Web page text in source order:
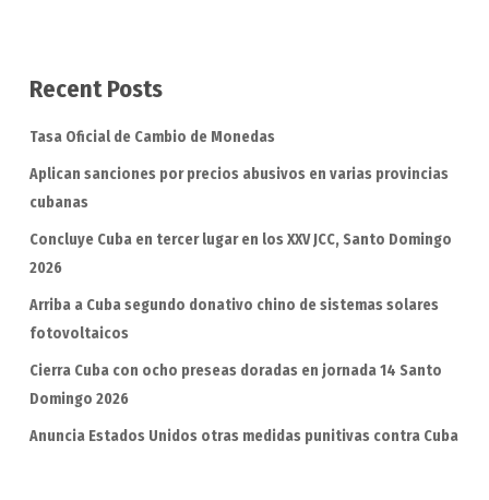
Recent Posts
Tasa Oficial de Cambio de Monedas
Aplican sanciones por precios abusivos en varias provincias
cubanas
Concluye Cuba en tercer lugar en los XXV JCC, Santo Domingo
2026
Arriba a Cuba segundo donativo chino de sistemas solares
fotovoltaicos
Cierra Cuba con ocho preseas doradas en jornada 14 Santo
Domingo 2026
Anuncia Estados Unidos otras medidas punitivas contra Cuba